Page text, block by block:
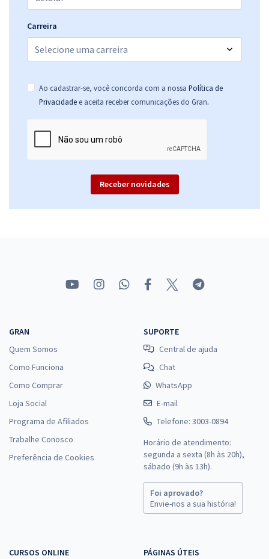
Carreira
Ao cadastrar-se, você concorda com a nossa Política de
Privacidade e aceita receber comunicações do Gran.
Receber novidades
GRAN
Quem Somos
Como Funciona
Como Comprar
Loja Social
Programa de Afiliados
Trabalhe Conosco
Preferência de Cookies
SUPORTE
Central de ajuda
Chat
WhatsApp
E-mail
Telefone: 3003-0894
Horário de atendimento:
segunda a sexta (8h às 20h),
sábado (9h às 13h).
Foi aprovado?
Envie-nos a sua história!
CURSOS ONLINE PÁGINAS ÚTEIS